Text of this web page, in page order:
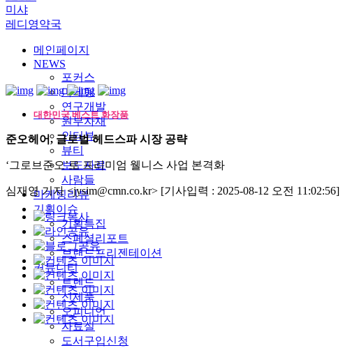
미샤
레디영약국
메인페이지
NEWS
포커스
마케팅
연구개발
원부자재
인터뷰
뷰티
보도자료
사람들
마케팅리뷰
기획이슈
기획특집
스페셜리포트
브랜드프리젠테이션
커뮤니티
트렌드
신제품
오피니언
자료실
도서구입신청
대한민국 베스트 화장품
준오헤어, 글로벌 헤드스파 시장 공략
‘그로브준오’로 프리미엄 웰니스 사업 본격화
심재영 기자 <jysim@cmn.co.kr> [기사입력 : 2025-08-12 오전 11:02:56]